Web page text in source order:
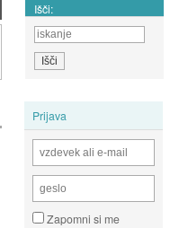
Išči:
Prijava
Zapomni si me